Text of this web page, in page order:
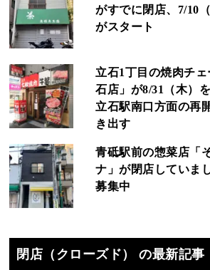
がすでに閉店、7/10
がスタート
立石1丁目の焼肉チ
石店」が8/31（木）
立石駅南口方面の再
き出す
青砥駅前の惣菜店「
ナ」が閉店していま
募集中
閉店（クローズド） の最新記事